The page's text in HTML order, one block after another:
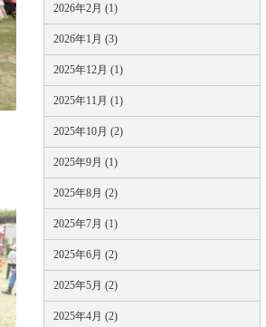
2026年2月 (1)
2026年1月 (3)
2025年12月 (1)
2025年11月 (1)
2025年10月 (2)
2025年9月 (1)
2025年8月 (2)
2025年7月 (1)
2025年6月 (2)
2025年5月 (2)
2025年4月 (2)